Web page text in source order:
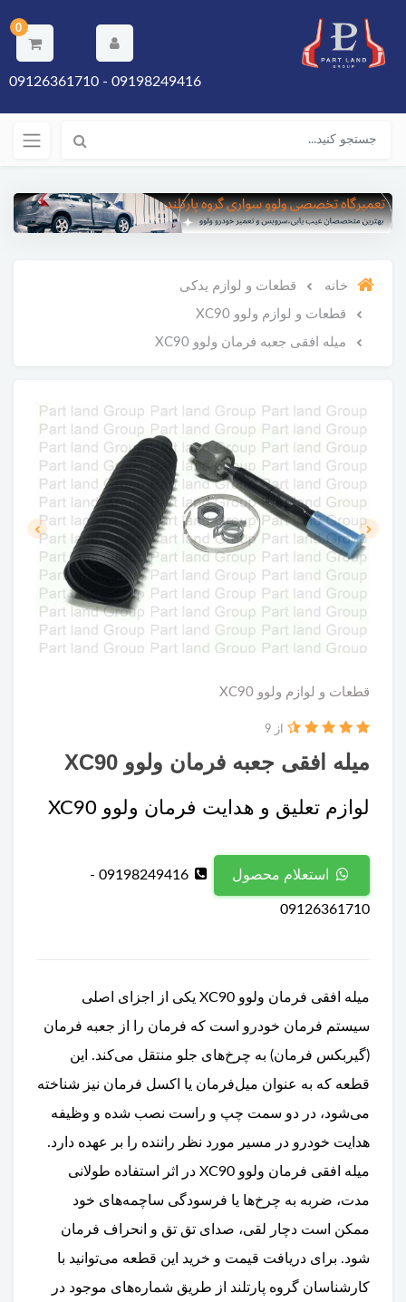
0
09198249416 - 09126361710
خانه قطعات و لوازم یدکی
قطعات و لوازم ولوو XC90
میله افقی جعبه فرمان ولوو XC90
قطعات و لوازم ولوو XC90
میله افقی جعبه فرمان ولوو XC90
از 9
لوازم تعلیق و هدایت فرمان ولوو XC90
استعلام محصول 09198249416 -
09126361710
میله افقی فرمان ولوو XC90 یکی از اجزای اصلی
سیستم فرمان خودرو است که فرمان را از جعبه فرمان
(گیربکس فرمان) به چرخ‌های جلو منتقل می‌کند. این
قطعه که به عنوان میل‌فرمان یا اکسل فرمان نیز شناخته
می‌شود، در دو سمت چپ و راست نصب شده و وظیفه
هدایت خودرو در مسیر مورد نظر راننده را بر عهده دارد.
میله افقی فرمان ولوو XC90 در اثر استفاده طولانی
مدت، ضربه به چرخ‌ها یا فرسودگی ساچمه‌های خود
ممکن است دچار لقی، صدای تق تق و انحراف فرمان
شود. برای دریافت قیمت و خرید این قطعه می‌توانید با
کارشناسان گروه پارتلند از طریق شماره‌های موجود در